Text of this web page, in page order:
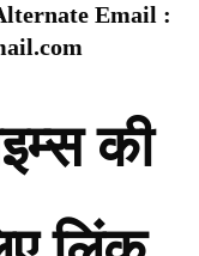
Email :
की